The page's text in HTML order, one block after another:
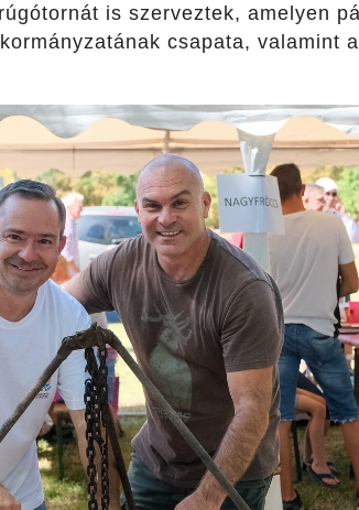
is szerveztek, amelyen
csapata, valamint